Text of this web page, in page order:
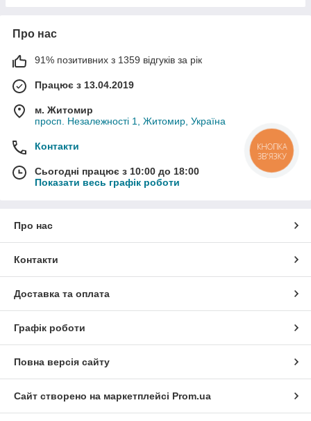
Про нас
91% позитивних з 1359 відгуків за рік
Працює з 13.04.2019
м. Житомир
просп. Незалежності 1, Житомир, Україна
Контакти
Сьогодні працює з 10:00 до 18:00
Показати весь графік роботи
Про нас
Контакти
Доставка та оплата
Графік роботи
Повна версія сайту
Сайт створено на маркетплейсі Prom.ua
КНОПКА
ЗВ'ЯЗКУ